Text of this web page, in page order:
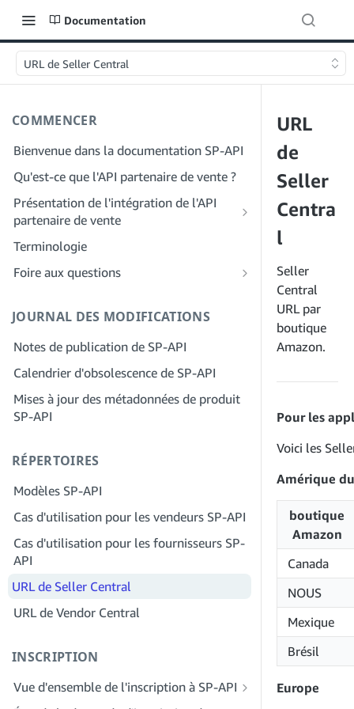
Documentation
URL de Seller Central
COMMENCER
Bienvenue dans la documentation SP-API
Qu'est-ce que l'API partenaire de vente ?
Présentation de l'intégration de l'API
partenaire de vente
Intégration en tant que développeur
développeur
Étape 4 : Inscrivez une application de
test
Étape 5 : Passez votre premier appel à
Étape 6 : Configurez le workflow
production
Étape 8 : Appelez le SP-API en
production
Étape 9 : Testez votre application
Étape 10 : Répertoriez votre application
Intégration en tant que fournisseur de
d'enregistrement et d'autorisation des
fournisseurs de services
Étape 2 : Créez un compte sur le portail
des fournisseurs de solutions pour
votre entreprise
Étape 3 : Vérifiez votre identité
de votre entreprise
Étape 5 : Demander des rôles Seller
Central
Étape 6 : Invitez des employés à
rejoindre votre compte
Étape 7 : Entrez en contact avec les
Terminologie
Foire aux questions
FAQ sur le portail des fournisseurs de
JOURNAL DES MODIFICATIONS
Notes de publication de SP-API
Calendrier d'obsolescence de SP-API
Mises à jour des métadonnées de produit
SP-API
RÉPERTOIRES
Modèles SP-API
Cas d'utilisation pour les vendeurs SP-API
Cas d'utilisation pour les fournisseurs SP-
API
URL de Seller Central
URL de Vendor Central
INSCRIPTION
Vue d'ensemble de l'inscription à SP-API
URL
de
Seller
Centra
l
Seller
Central
URL par
boutique
Amazon.
Pour les
Voici les
Amérique
boutique
Amazon
Canada
NOUS
Mexique
Brésil
Europe